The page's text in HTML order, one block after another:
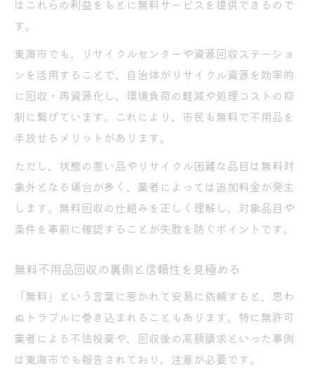
はこれらの利益をもとに無料サービスを提供できるので
す。
東海市でも、リサイクルセンターや資源回収ステーショ
ンを活用することで、自治体がリサイクル資源を効率的
に回収・再資源化し、環境負荷の軽減や処理コストの抑
制に繋げています。これにより、市民も無料で不用品を
手放せるメリットがあります。
ただし、状態の悪い品やリサイクル困難な品目は無料対
象外となる場合が多く、業者によっては追加料金が発生
します。無料回収の仕組みを正しく理解し、対象品目や
条件を事前に確認することが失敗を防ぐポイントです。
無料不用品回収の裏側と信頼性を見極める
「無料」という言葉に惹かれて安易に依頼すると、思わ
ぬトラブルに巻き込まれることもあります。特に無許可
業者による不法投棄や、回収後の高額請求といった事例
は東海市でも報告されており、注意が必要です。